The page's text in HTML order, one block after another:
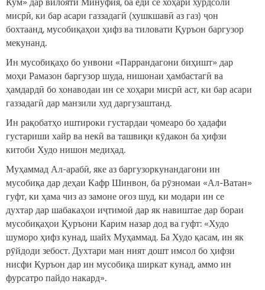
мисрӣ, ки бар асари газзадагӣ (хушкшавӣ аз газ) ҷон
бохтаанд, мусобиқаҳои ҳифз ва тиловати Қуръон баргузор
мекунанд.
Ин мусобиқаҳо бо унвони «Паррандагони биҳишт» дар
моҳи Рамазон баргузор шуда, нишонаи ҳамбастагӣ ва
ҳамдардӣ бо хонаводаи ин се хоҳари мисрӣ аст, ки бар асари
газзадагӣ дар манзили худ даргузаштанд.
Ин рақобатҳо иштироки густардаи ҷомеаро бо ҳадафи
густариши хайр ва некӣ ва ташвиқи кӯдакон ба ҳифзи
китоби Худо нишон медиҳад.
Муҳаммад Ал-арабӣ, яке аз баргузоркунандагони ин
мусобиқа дар деҳаи Кафр Шинвон, ба рӯзномаи «Ал-Ватан»
гуфт, ки ҳама чиз аз замоне оғоз шуд, ки модари ин се
духтар дар шабакаҳои иҷтимоӣ дар як навиштае дар бораи
мусобиқаҳои Қуръони Карим назар дод ва гуфт: «Худо
шуморо ҳифз кунад, шайх Муҳаммад. Ба Худо қасам, ин як
рӯйдоди зебост. Духтари ман ният дошт имсол бо ҳифзи
нисфи Қуръон дар ин мусобиқа ширкат кунад, аммо ин
фурсатро пайдо накард».